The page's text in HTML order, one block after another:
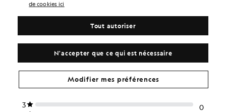
de cookies ici
N'accepter que ce qui est nécessaire
Tout autoriser
Modifier mes préférences